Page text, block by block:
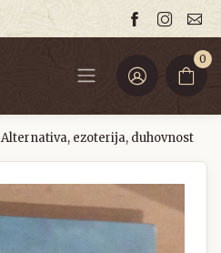
0
Alternativa, ezoterija, duhovnost